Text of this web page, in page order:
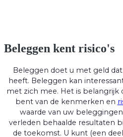
Beleggen kent risico's
Beleggen doet u met geld
heeft. Beleggen kan
met zich mee. Het is
bent van de kenmerken en
waarde van uw
verleden behaalde resultaten
de toekomst. U kunt (een